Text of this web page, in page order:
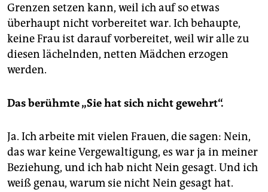
Grenzen setzen kann, weil ich auf so ­etwas
überhaupt nicht vorbereitet war. Ich behaupte,
keine Frau ist darauf ­vorbereitet, weil wir alle zu
diesen lächelnden, netten Mädchen erzogen
werden.
Das berühmte „Sie hat sich nicht gewehrt“.
Ja. Ich arbeite mit vielen Frauen, die sagen: Nein,
das war keine Vergewaltigung, es war ja in meiner
Beziehung, und ich hab nicht Nein gesagt. Und ich
weiß genau, warum sie nicht Nein gesagt hat.